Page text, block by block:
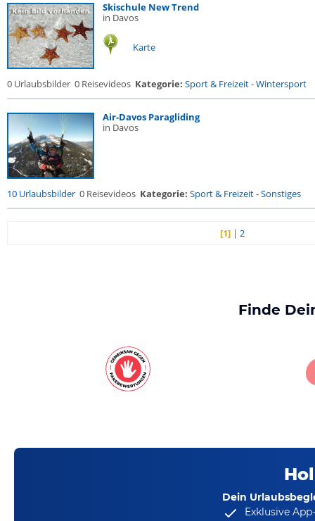
Skischule New Trend
in Davos
Karte
0 Urlaubsbilder 0 Reisevideos Kategorie: Sport & Freizeit-Wintersport
Air-Davos Paragliding
in Davos
10 Urlaubsbilder 0 Reisevideos Kategorie: Sport & Freizeit-Sonstiges
[1] |2
Finde
Dein
Exklusive